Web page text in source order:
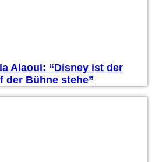
Alaoui: “Disney ist der
der Bühne stehe”